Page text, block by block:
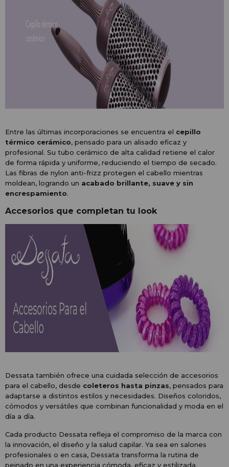
Entre las últimas incorporaciones se encuentra el cepillo
térmico cerámico, pensado para un alisado eficaz y
profesional. Su tubo cerámico de alta calidad retiene el calor
de forma rápida y uniforme, reduciendo el tiempo de secado.
Las fibras de nylon anti-frizz protegen el cabello mientras
moldean, logrando un acabado brillante, suave y sin
encrespamiento.
Accesorios que completan tu look
Dessata también ofrece una cuidada selección de accesorios
para el cabello, desde coleteros hasta pinzas, pensados para
adaptarse a distintos estilos y necesidades. Diseños coloridos,
cómodos y versátiles que combinan funcionalidad y moda en el
día a día.
Cada producto Dessata refleja el compromiso de la marca con
la innovación, el diseño y la salud capilar. Ya sea en salones
profesionales o en casa, Dessata transforma la rutina de
peinado en una experiencia cómoda, eficaz y estilizada.